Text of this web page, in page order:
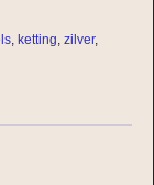
, ketting zilver,